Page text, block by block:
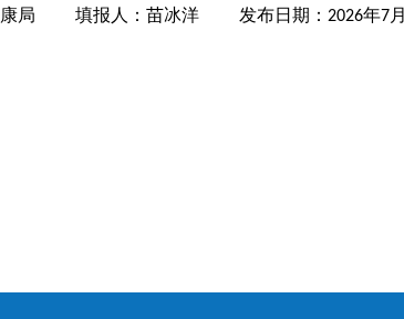
局 填报人：苗冰洋 发布日期： 2026年7月